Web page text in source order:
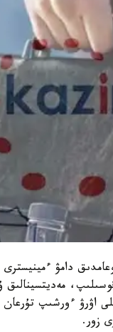
دامۋ
قوسىلىپ،
اۋرۋ ءورشىپ
زور.